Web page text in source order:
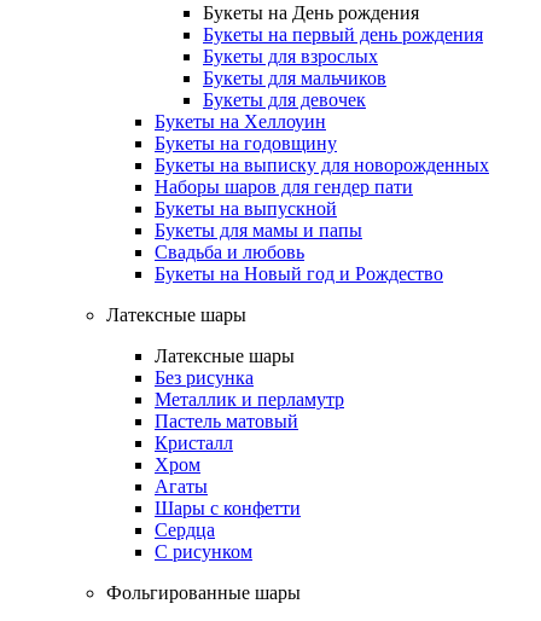
Букеты на День рождения
Букеты на первый день рождения
Букеты для взрослых
Букеты для мальчиков
Букеты для девочек
Букеты на Хеллоуин
Букеты на годовщину
Букеты на выписку для новорожденных
Наборы шаров для гендер пати
Букеты на выпускной
Букеты для мамы и папы
Свадьба и любовь
Букеты на Новый год и Рождество
Латексные шары
Латексные шары
Без рисунка
Металлик и перламутр
Пастель матовый
Кристалл
Хром
Агаты
Шары с конфетти
Сердца
С рисунком
Фольгированные шары